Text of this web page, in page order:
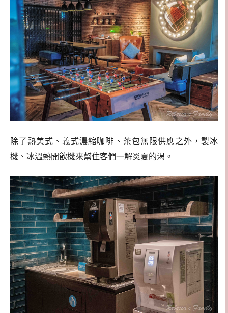
除了熱美式、義式濃縮咖啡、茶包無限供應之外，製冰
機、冰溫熱開飲機來幫住客們一解炎夏的渴。